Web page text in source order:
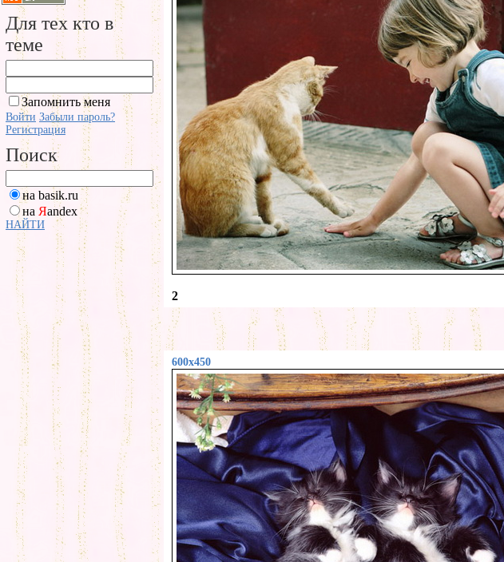
Для тех кто в
теме
Запомнить меня
Войти Забыли пароль?
Регистрация
Поиск
на basik.ru
на Яandex
НАЙТИ
2
600x450